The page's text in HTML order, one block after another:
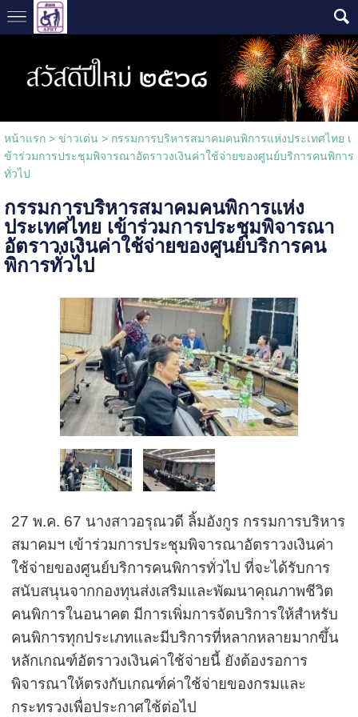
หน้าแรก> ข่าวเด่น > กรรมการบริหารสมาคมคนพิการแห่งประเทศไทย เ
ข้าร่วมการประชุมพิจารณาอัตราวงเงินค่าใช้จ่ายของศูนย์บริการคนพิการ
ทั่วไป
กรรมการบริหารสมาคมคนพิการแห่ง
ประเทศไทย เข้าร่วมการประชุมพิจารณา
อัตราวงเงินค่าใช้จ่ายของศูนย์บริการคน
พิการทั่วไป
27 พ.ค. 67 นางสาวอรุณวดี ลิ้มอังกูร กรรมการบริหาร
สมาคมฯ เข้าร่วมการประชุมพิจารณาอัตราวงเงินค่า
ใช้จ่ายของศูนย์บริการคนพิการทั่วไป ที่จะได้รับการ
สนับสนุนจากกองทุนส่งเสริมและพัฒนาคุณภาพชีวิต
คนพิการในอนาคต มีการเพิ่มการจัดบริการให้สำหรับ
คนพิการทุกประเภทและมีบริการที่หลากหลายมากขึ้น
หลักเกณฑ์อัตราวงเงินค่าใช้จ่ายนี้ ยังต้องรอการ
พิจารณาให้ตรงกับเกณฑ์ค่าใช้จ่ายของกรมและ
กระทรวงเพื่อประกาศใช้ต่อไป